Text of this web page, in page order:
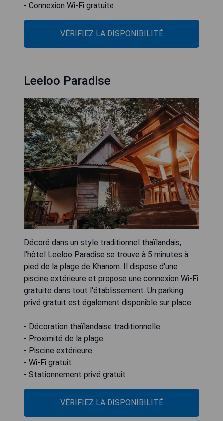
- Connexion Wi-Fi gratuite
VÉRIFIEZ LA DISPONIBILITÉ
Leeloo Paradise
Décoré dans un style traditionnel thaïlandais,
l'hôtel Leeloo Paradise se trouve à 5 minutes à
pied de la plage de Khanom. Il dispose d'une
piscine extérieure et propose une connexion Wi-Fi
gratuite dans tout l'établissement. Un parking
privé gratuit est également disponible sur place.
- Décoration thaïlandaise traditionnelle
- Proximité de la plage
- Piscine extérieure
- Wi-Fi gratuit
- Stationnement privé gratuit
VÉRIFIEZ LA DISPONIBILITÉ